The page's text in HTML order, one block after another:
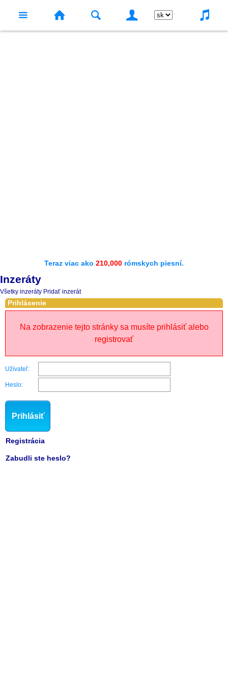
Teraz viac ako 210,000 rómskych piesní.
Inzeráty
Všetky inzeráty Pridať inzerát
Prihlásenie
Na zobrazenie tejto stránky sa musíte prihlásiť alebo
registrovať
Užívateľ:
Heslo:
Prihlásiť
Registrácia
Zabudli ste heslo?